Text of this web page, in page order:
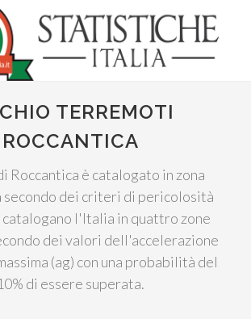
TERREMOTI
ROCCANTICA
Roccantica è catalogato in zona
secondo dei criteri di pericolosità
catalogano l'Italia in quattro zone
dei valori dell'accelerazione
(ag) con una probabilità del
di essere superata.